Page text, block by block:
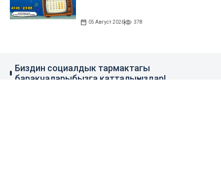
05 Август 2026 378
Биздин социалдык тармактагы
баракчаларыбызга катталыңыздар!